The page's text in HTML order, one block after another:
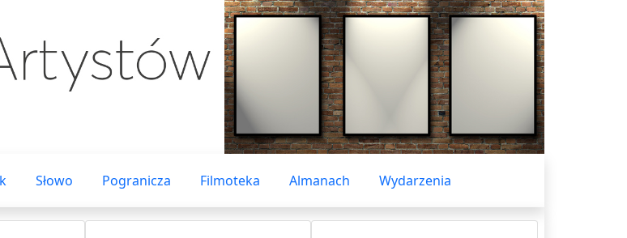
Słowo Pogranicza Filmoteka Almanach Wydarzenia